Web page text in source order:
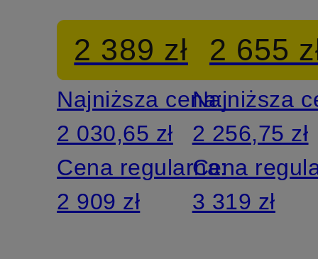
2 389 zł
Najniższa cena:
2 030,65 zł
Cena regularna:
2 909 zł
2 655
Najniższa
2 256,75 zł
Cena
3 319 zł